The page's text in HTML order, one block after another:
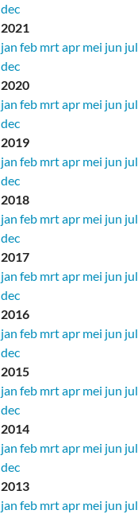
dec
2021
jan feb mrtapr mei jun jul
dec
2020
jan feb mrtapr mei jun jul
dec
2019
jan feb mrtapr mei jun jul
dec
2018
jan feb mrtapr mei jun jul
dec
2017
jan feb mrtapr mei jun jul
dec
2016
jan feb mrtapr mei jun jul
dec
2015
jan feb mrtapr mei jun jul
dec
2014
jan feb mrtapr mei jun jul
dec
2013
jan feb mrtapr mei jun jul